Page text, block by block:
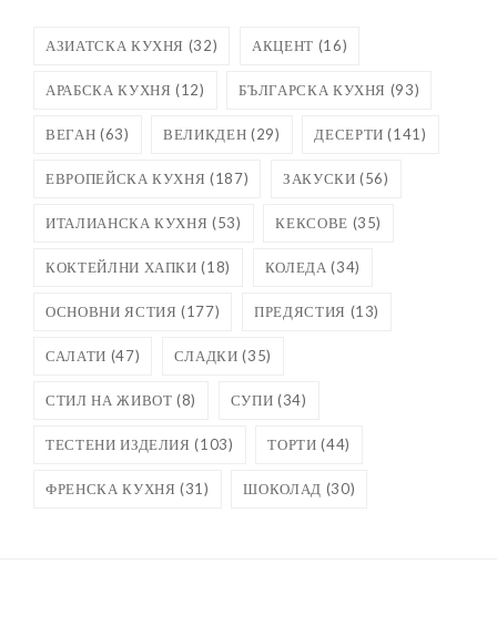
АЗИАТСКА КУХНЯ (32) АКЦЕНТ (16)
АРАБСКА КУХНЯ (12) БЪЛГАРСКА КУХНЯ (93)
ВЕГАН (63) ВЕЛИКДЕН (29) ДЕСЕРТИ (141)
ЕВРОПЕЙСКА КУХНЯ (187) ЗАКУСКИ (56)
ИТАЛИАНСКА КУХНЯ (53) КЕКСОВЕ (35)
КОКТЕЙЛНИ ХАПКИ (18) КОЛЕДА (34)
ОСНОВНИ ЯСТИЯ (177) ПРЕДЯСТИЯ (13)
САЛАТИ (47) СЛАДКИ (35)
СТИЛ НА ЖИВОТ (8) СУПИ (34)
ТЕСТЕНИ ИЗДЕЛИЯ (103) ТОРТИ (44)
ФРЕНСКА КУХНЯ (31) ШОКОЛАД (30)